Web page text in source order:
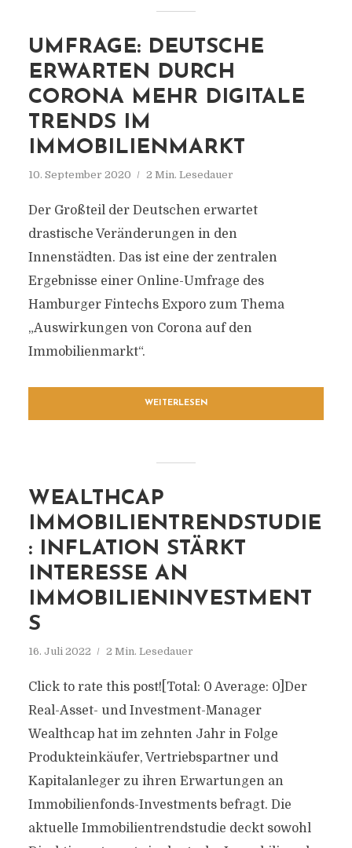
UMFRAGE: DEUTSCHE
ERWARTEN DURCH
CORONA MEHR DIGITALE
TRENDS IM
IMMOBILIENMARKT
10. September 2020 2 Min. Lesedauer
Der Großteil der Deutschen erwartet
drastische Veränderungen in den
Innenstädten. Das ist eine der zentralen
Ergebnisse einer Online-Umfrage des
Hamburger Fintechs Exporo zum Thema
„Auswirkungen von Corona auf den
Immobilienmarkt“.
WEITERLESEN
WEALTHCAP
IMMOBILIENTRENDSTUDIE
: INFLATION STÄRKT
INTERESSE AN
IMMOBILIENINVESTMENT
S
16. Juli 2022 2 Min. Lesedauer
Click to rate this post![Total: 0 Average: 0]Der
Real-Asset- und Investment-Manager
Wealthcap hat im zehnten Jahr in Folge
Produkteinkäufer, Vertriebspartner und
Kapitalanleger zu ihren Erwartungen an
Immobilienfonds-Investments befragt. Die
aktuelle Immobilientrendstudie deckt sowohl